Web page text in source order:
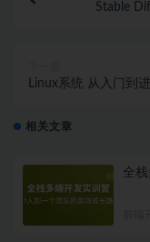
Stable
Linux系统 从入门到
相关文章
全